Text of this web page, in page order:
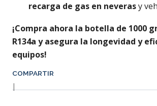
recarga de gas en neverasy
¡Compra ahora la botella de 1000
R134a y asegura la longevidad y
equipos!
COMPARTIR
|